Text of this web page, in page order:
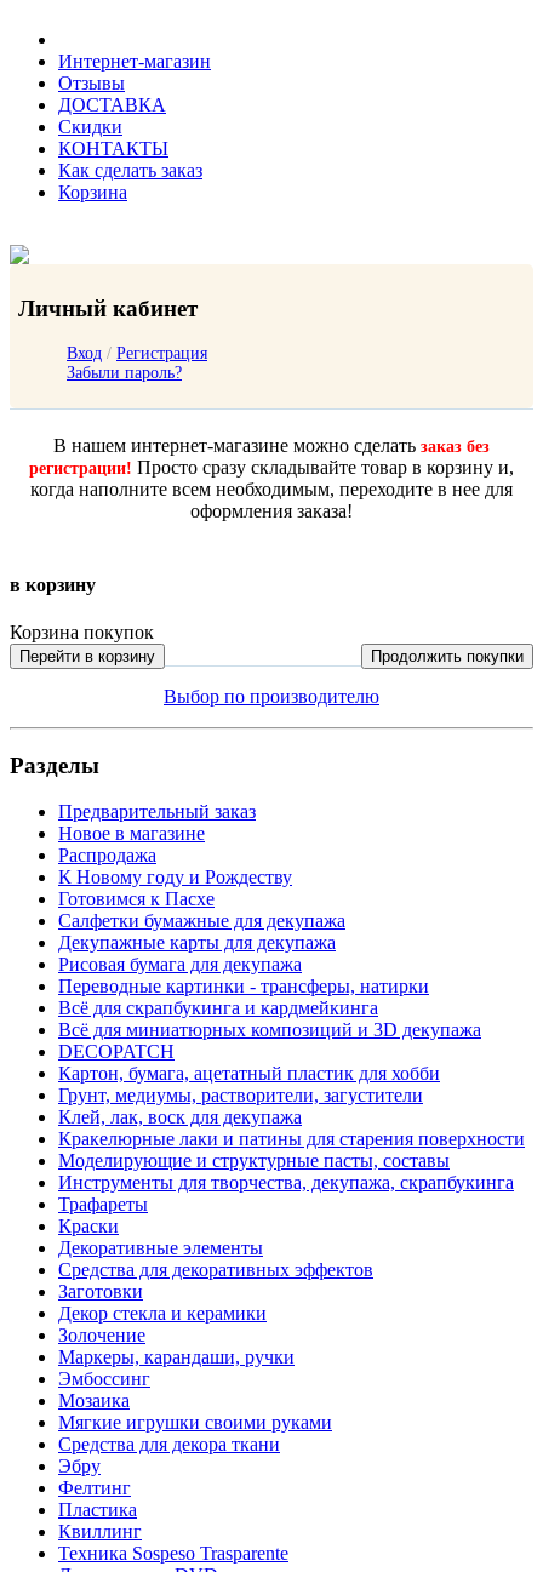
Интернет-магазин
Отзывы
ДОСТАВКА
Скидки
КОНТАКТЫ
Как сделать заказ
Корзина
Личный кабинет
Вход / Регистрация
Забыли пароль?
В нашем интернет-магазине можно сделать заказ без
регистрации! Просто сразу складывайте товар в корзину и,
когда наполните всем необходимым, переходите в нее для
оформления заказа!
в корзину
Корзина покупок
Перейти в корзину Продолжить покупки
Выбор по производителю
Разделы
Предварительный заказ
Новое в магазине
Распродажа
К Новому году и Рождеству
Готовимся к Пасхе
Салфетки бумажные для декупажа
Декупажные карты для декупажа
Рисовая бумага для декупажа
Переводные картинки - трансферы, натирки
Всё для скрапбукинга и кардмейкинга
Всё для миниатюрных композиций и 3D декупажа
DECOPATCH
Картон, бумага, ацетатный пластик для хобби
Грунт, медиумы, растворители, загустители
Клей, лак, воск для декупажа
Кракелюрные лаки и патины для старения поверхности
Моделирующие и структурные пасты, составы
Инструменты для творчества, декупажа, скрапбукинга
Трафареты
Краски
Декоративные элементы
Средства для декоративных эффектов
Заготовки
Декор стекла и керамики
Золочение
Маркеры, карандаши, ручки
Эмбоссинг
Мозаика
Мягкие игрушки своими руками
Средства для декора ткани
Эбру
Фелтинг
Пластика
Квиллинг
Техника Sospeso Trasparente